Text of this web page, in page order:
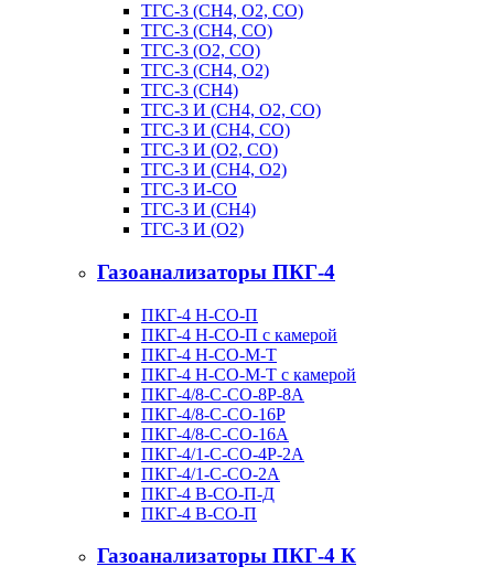
ТГС-3 (CH4, O2, CO)
ТГС-3 (CH4, CO)
ТГС-3 (O2, CO)
ТГС-3 (CH4, O2)
ТГС-3 (CH4)
ТГС-3 И (CH4, O2, CO)
ТГС-3 И (CH4, CO)
ТГС-3 И (O2, CO)
ТГС-3 И (CH4, O2)
ТГС-3 И-СО
ТГС-3 И (CH4)
ТГС-3 И (O2)
Газоанализаторы ПКГ-4
ПКГ-4 Н-СО-П
ПКГ-4 Н-СО-П с камерой
ПКГ-4 Н-СО-М-Т
ПКГ-4 Н-СО-М-Т с камерой
ПКГ-4/8-C-СО-8Р-8А
ПКГ-4/8-C-СО-16Р
ПКГ-4/8-C-СО-16A
ПКГ-4/1-C-СО-4Р-2А
ПКГ-4/1-C-СО-2А
ПКГ-4 В-СО-П-Д
ПКГ-4 В-СО-П
Газоанализаторы ПКГ-4 К